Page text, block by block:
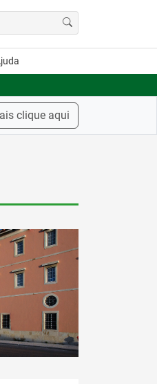
clique aqui